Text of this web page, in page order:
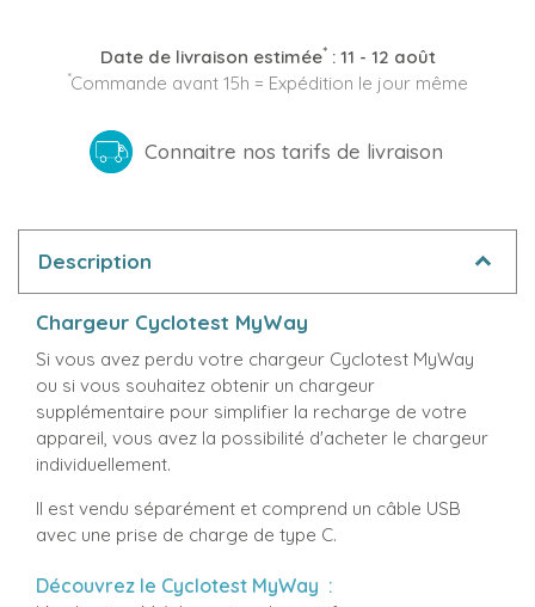
Date de livraison estimée*: 11 - 12 août
*Commande avant 15h = Expédition le jour même
Connaitre nos tarifs de livraison
Description
Chargeur Cyclotest MyWay
Si vous avez perdu votre chargeur Cyclotest MyWay
ou si vous souhaitez obtenir un chargeur
supplémentaire pour simplifier la recharge de votre
appareil, vous avez la possibilité d'acheter le chargeur
individuellement.
Il est vendu séparément et comprend un câble USB
avec une prise de charge de type C.
Découvrez le Cyclotest MyWay :